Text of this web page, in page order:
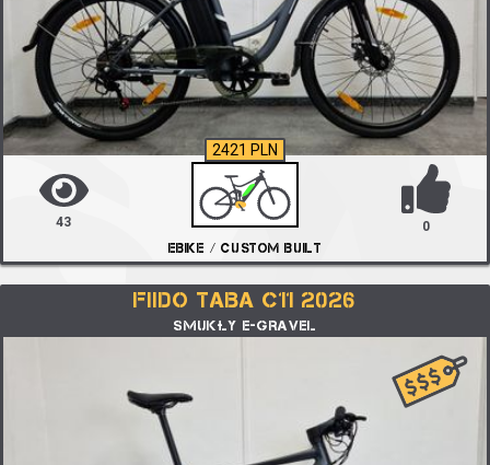
43
EBIKE / CUSTOM BUILT
0
2421 PLN
FIIDO TABA C11 2026
SMUKŁY E-GRAVEL